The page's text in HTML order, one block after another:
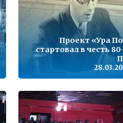
Проект «Ура
стартовал в честь